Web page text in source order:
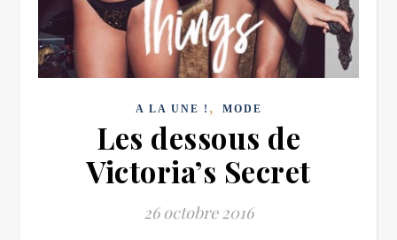
A LA UNE ! , MODE
Les dessous de
Victoria’s Secret
26 octobre 2016